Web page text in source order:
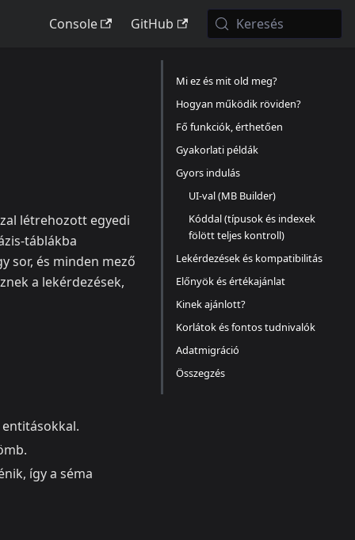
Console GitHub Keresés
létrehozott egyedi
táblákba
sor, és minden mező
a lekérdezések,
így a séma
Mi ez és mit old meg?
Hogyan működik röviden?
Fő funkciók, érthetően
Gyakorlati példák
Gyors indulás
UI-val (MB Builder)
Kóddal (típusok és indexek
fölött teljes kontroll)
Lekérdezések és kompatibilitás
Előnyök és értékajánlat
Kinek ajánlott?
Korlátok és fontos tudnivalók
Adatmigráció
Összegzés